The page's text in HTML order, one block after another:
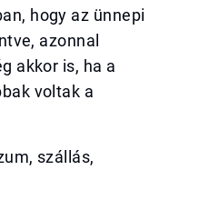
hogy az ünnepi
azonnal
akkor is, ha a
voltak a
szállás,